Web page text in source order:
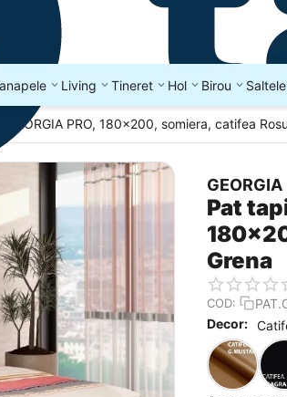
Living Tineret Hol Birou Saltele
GEORGIA PRO, 180x200, somiera, catifea
GEORGIA
Pat
Grena
COD:
Decor: